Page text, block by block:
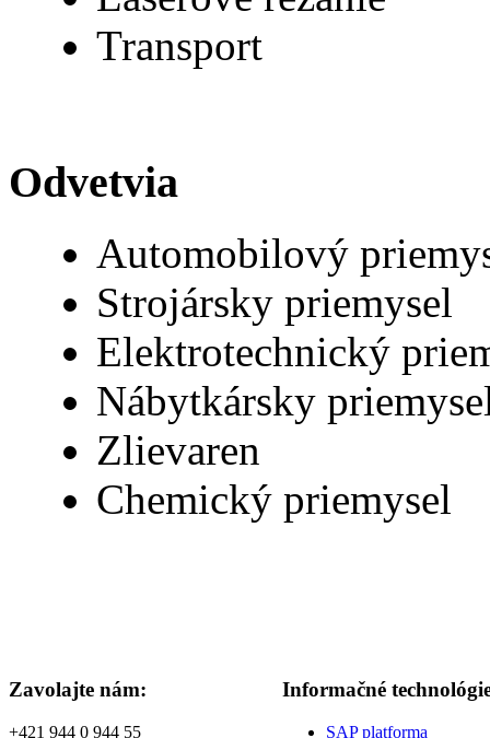
Transport
Odvetvia
Automobilový
Strojársky priemysel
Elektrotechnický
Nábytkársky
Zlievaren
Chemický priemysel
Zavolajte nám:
+421 944 0 944 55
Informačné
SAP platforma